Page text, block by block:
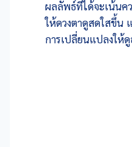
ผลลัพธ์ที่ได้จะเน้นค
ให้ดวงตาดูสดใสขึ้น
การเปลี่ยนแปลงให้